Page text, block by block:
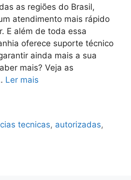
as regiões do Brasil,
atendimento mais rápido
E além de toda essa
oferece suporte técnico
ainda mais a sua
mais? Veja as
Ler mais
tecnicas, autorizadas,